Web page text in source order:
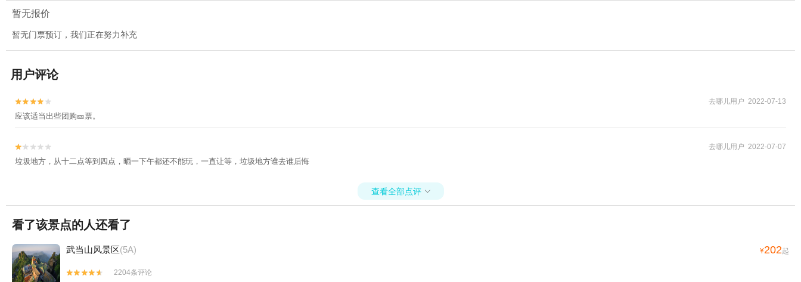
暂无报价
暂无门票预订，我们正在努力补充
用户评论

 去哪儿用户 2022-07-13
应该适当出些团购🎫票。

 去哪儿用户 2022-07-07
垃圾地方，从十二点等到四点，晒一下午都还不能玩，一直让等，垃圾地方谁去谁后悔
查看全部点评 
看了该景点的人还看了
武当山风景区(5A) ¥202起


2204条评论